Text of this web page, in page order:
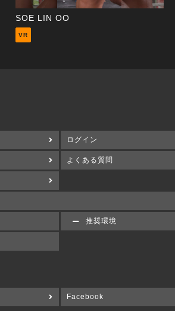
SOE LIN OO
VR
ログイン
よくある質問
推奨環境
Facebook